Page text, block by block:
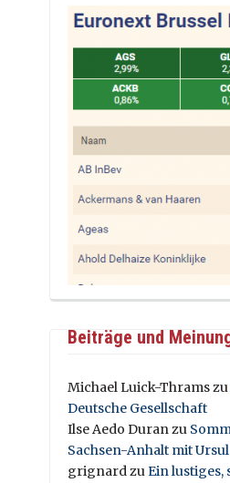
Beiträge und
Michael Luick-Thramszu
Deutsche Gesellschaft
Ilse Aedo Duranzu
Sachsen-Anhalt mit
grignardzuEin lustiges,